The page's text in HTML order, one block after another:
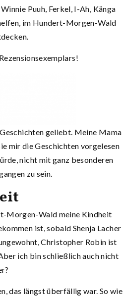
Puuh, Ferkel, I-Ah, Känga
im Hundert-Morgen-Wald
geliebt. Meine Mama
mir die Geschichten vorgelesen
nicht mit ganz besonderen
zu sein.
Morgen-Wald meine Kindheit
ist, sobald Shenja Lacher
Christopher Robin ist
ich bin schließlich auch nicht
das längst überfällig war. So wie